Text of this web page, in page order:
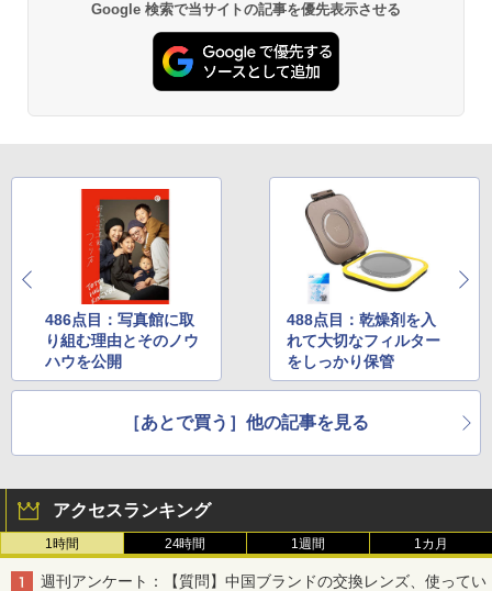
Google 検索で当サイトの記事を優先表示させる
486点目：写真館に取
り組む理由とそのノウ
ハウを公開
488点目：乾燥剤を入
れて大切なフィルター
をしっかり保管
［あとで買う］他の記事を見る
アクセスランキング
1時間 24時間 1週間 1カ月
週刊アンケート：【質問】中国ブランドの交換レンズ、使ってい